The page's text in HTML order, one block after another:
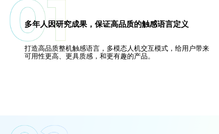
登录 注册
多年人因研究成果，保证高品质的触感语言定义
打造高品质整机触感语言，多模态人机交互模式，给用户带来
可用性更高、更具质感，和更有趣的产品。